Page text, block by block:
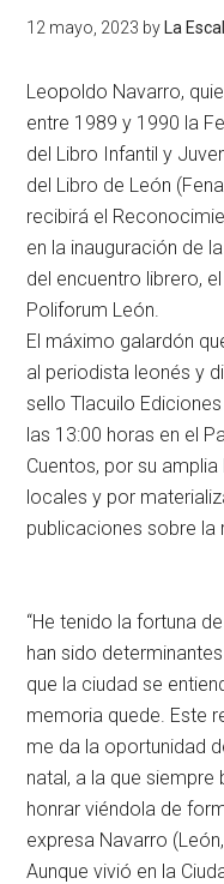
12 mayo, 2023 by La
Leopoldo Navarro,
entre 1989 y 1990 la
del Libro Infantil y
del Libro de León
recibirá el
en la inauguración de
del encuentro librero,
Poliforum León.
El máximo galardón
al periodista leonés y
sello Tlacuilo
las 13:00 horas en el
Cuentos, por su
locales y por
publicaciones sobre la
“He tenido la fortuna
han sido
que la ciudad se
memoria quede. Este
me da la oportunidad
natal, a la que siempre
honrar viéndola de
expresa Navarro
Aunque vivió en la